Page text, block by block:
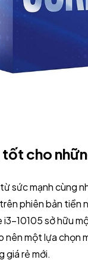
tốt cho
sức mạnh cùng
phiên bản tiền
i3-10105 sở hữu
nên một lựa chọn
giá rẻ mới.